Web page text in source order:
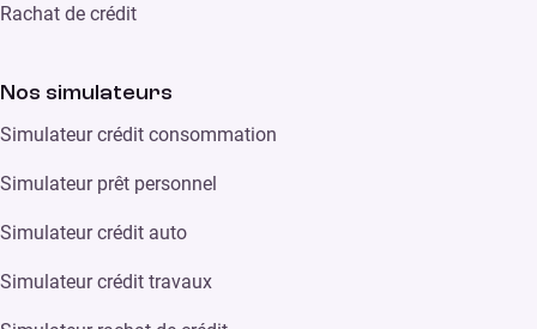
Rachat de crédit
Nos simulateurs
Simulateur crédit consommation
Simulateur prêt personnel
Simulateur crédit auto
Simulateur crédit travaux